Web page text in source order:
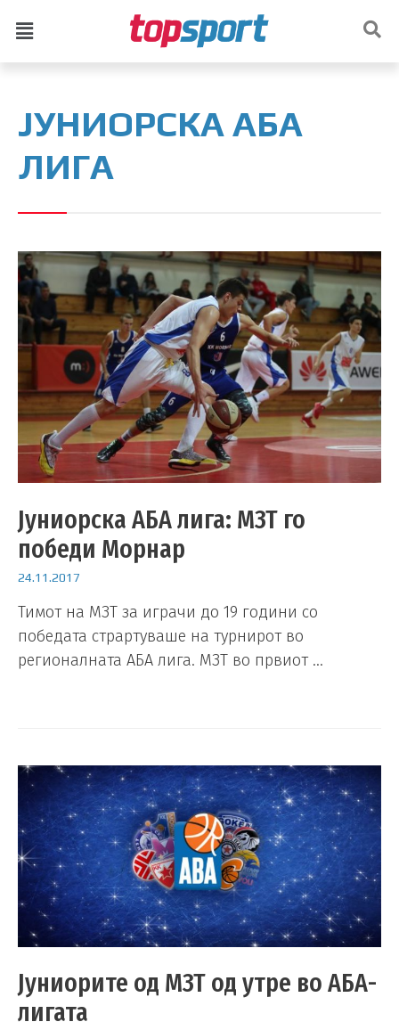
ЈУНИОРСКА АБА
ЛИГА
Јуниорска АБА лига: МЗТ го
победи Морнар
24.11.2017
Тимот на МЗТ за играчи до 19 години со
победата страртуваше на турнирот во
регионалната АБА лига. МЗТ во првиот …
Јуниорите од МЗТ од утре во АБА-
лигата